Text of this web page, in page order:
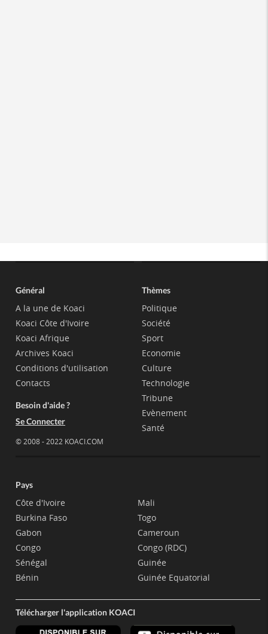
Général
A la une de Koaci
Koaci Côte d'Ivoire
Koaci Afrique
Archives Koaci
Conditions d'utilisation
Contacts
Besoin d'aide ?
Se Connecter
© 2008 - 2022 KOACI.COM
Thèmes
Politique
Société
Sport
Economie
Culture
Technologie
Tribune
Evènement
Santé
Pays
Côte d'Ivoire
Burkina Faso
Gabon
Congo
Sénégal
Bénin
Mali
Togo
Cameroun
Congo (RDC)
Guinée
Guinée Equatorial
Télécharger l'application KOACI